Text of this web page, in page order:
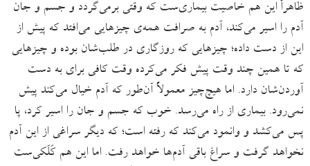
ظاهراً این هم خاصیت بیماری‌ست که وقتی برمی‌گردد و جسم و جان
آدم را اسیر می‌کند، آدم به صرافت همه‌‌ی چیزهایی می‌افتد که پیش از
این از دست داده؛ چیزهایی که روزگاری در طلب‌شان بوده و چیزهایی
که تا همین چند وقت پیش فکر می‌کرده وقت کافی برای به دست
آوردن‌شان دارد. اما هیچ‌چیز معمولاً آن‌طور که آدم خیال می‌کند پیش
نمی‌رود. بیماری از راه می‌رسد. خوب که جسم و جان را اسیر کرد، پا
پس می‌کشد و وانمود می‌کند که رفته است؛ که دیگر سراغی از این آدم
نخواهد گرفت و سراغ باقی آدم‌ها خواهد رفت. اما این هم کَلَکی‌ست